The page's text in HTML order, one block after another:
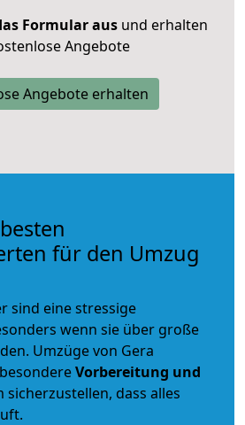
Formular ausund erhalten
Angebote
Angebote erhalten
für den Umzug
sind eine stressige
wenn sie über große
Umzüge von Gera
Vorbereitung und
sicherzustellen, dass alles